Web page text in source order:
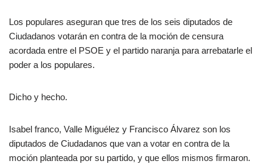
Los populares aseguran que tres de los seis diputados de
Ciudadanos votarán en contra de la moción de censura
acordada entre el PSOE y el partido naranja para arrebatarle el
poder a los populares.
Dicho y hecho.
Isabel franco, Valle Miguélez y Francisco Álvarez son los
diputados de Ciudadanos que van a votar en contra de la
moción planteada por su partido, y que ellos mismos firmaron.